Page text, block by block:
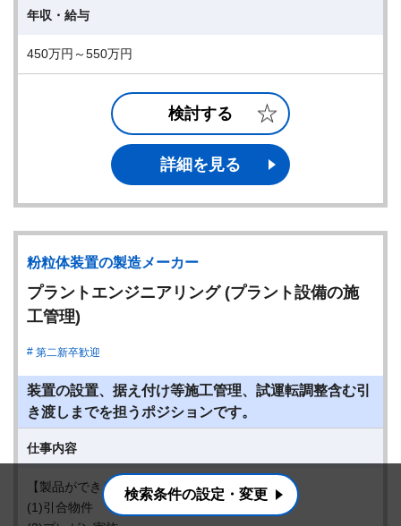
年収・給与
450万円～550万円
検討する
詳細を見る
粉粒体装置の製造メーカー
プラントエンジニアリング (プラント設備の施
工管理)
第二新卒歓迎
装置の設置、据え付け等施工管理、試運転調整含む引
き渡しまでを担うポジションです。
仕事内容
【製品ができるまでの工程】
(1)引合物件
検索条件の設定・変更